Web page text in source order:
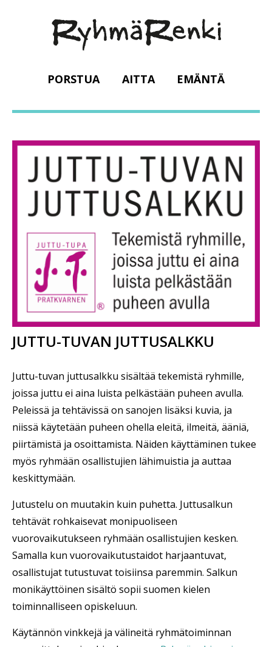
PORSTUA AITTA EMÄNTÄ
JUTTU-TUVAN JUTTUSALKKU
Juttu-tuvan juttusalkku sisältää tekemistä ryhmille,
joissa juttu ei aina luista pelkästään puheen avulla.
Peleissä ja tehtävissä on sanojen lisäksi kuvia, ja
niissä käytetään puheen ohella eleitä, ilmeitä, ääniä,
piirtämistä ja osoittamista. Näiden käyttäminen tukee
myös ryhmään osallistujien lähimuistia ja auttaa
keskittymään.
Jutustelu on muutakin kuin puhetta. Juttusalkun
tehtävät rohkaisevat monipuoliseen
vuorovaikutukseen ryhmään osallistujien kesken.
Samalla kun vuorovaikutustaidot harjaantuvat,
osallistujat tutustuvat toisiinsa paremmin. Salkun
monikäyttöinen sisältö sopii suomen kielen
toiminnalliseen opiskeluun.
Käytännön vinkkejä ja välineitä ryhmätoiminnan